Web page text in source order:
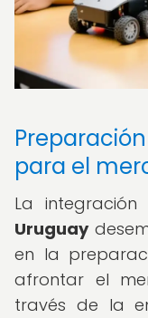
para el
La
Uruguay
en la
afrontar el
través de la